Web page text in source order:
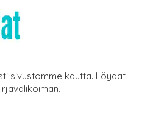
sivustomme kautta. Löydät